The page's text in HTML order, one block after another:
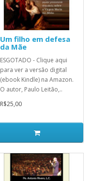
Um filho em defesa
da Mãe
ESGOTADO - Clique aqui
para ver a versão digital
(ebook Kindle) na Amazon.
O autor, Paulo Leitão,..
R$25,00